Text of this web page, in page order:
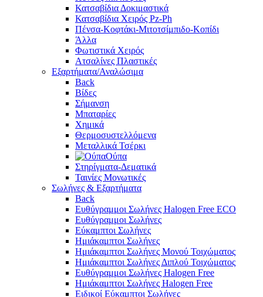
Κατσαβίδια Δοκιμαστικά
Κατσαβίδια Χειρός Pz-Ph
Πένσα-Κοφτάκι-Μιτοτσίμπιδο-Κοπίδι
Άλλα
Φωτιστικά Χειρός
Ατσαλίνες Πλαστικές
Εξαρτήματα/Αναλώσιμα
Back
Βίδες
Σήμανση
Μπαταρίες
Χημικά
Θερμοσυστελλόμενα
Μεταλλικά Τσέρκι
Ούπα
Στηρίγματα-Δεματικά
Ταινίες Μονωτικές
Σωλήνες & Εξαρτήματα
Back
Ευθύγραμμοι Σωλήνες Halogen Free ECO
Ευθύγραμμοι Σωλήνες
Εύκαμπτοι Σωλήνες
Ημιάκαμπτοι Σωλήνες
Ημιάκαμπτοι Σωλήνες Μονού Τοιχώματος
Ημιάκαμπτοι Σωλήνες Διπλού Τοιχώματος
Ευθύγραμμοι Σωλήνες Halogen Free
Ημιάκαμπτοι Σωλήνες Halogen Free
Ειδικοί Εύκαμπτοι Σωλήνες